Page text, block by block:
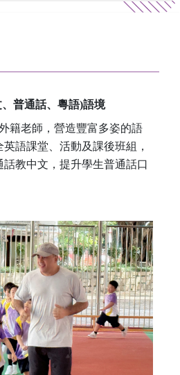
、普通話、粵語)語境
籍老師，營造豐富多姿的語
語課堂、活動及課後班組，
教中文，提升學生普通話口